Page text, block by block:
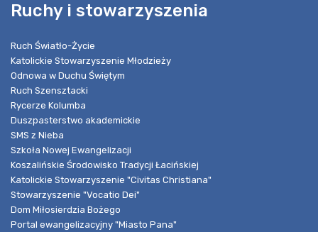
Ruchy i stowarzyszenia
Ruch Światło-Życie
Katolickie Stowarzyszenie Młodzieży
Odnowa w Duchu Świętym
Ruch Szensztacki
Rycerze Kolumba
Duszpasterstwo akademickie
SMS z Nieba
Szkoła Nowej Ewangelizacji
Koszalińskie Środowisko Tradycji Łacińskiej
Katolickie Stowarzyszenie "Civitas Christiana"
Stowarzyszenie "Vocatio Dei"
Dom Miłosierdzia Bożego
Portal ewangelizacyjny "Miasto Pana"